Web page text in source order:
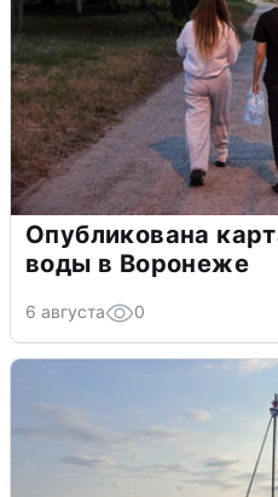
Опубликована
воды в Воронеже
6 августа 0